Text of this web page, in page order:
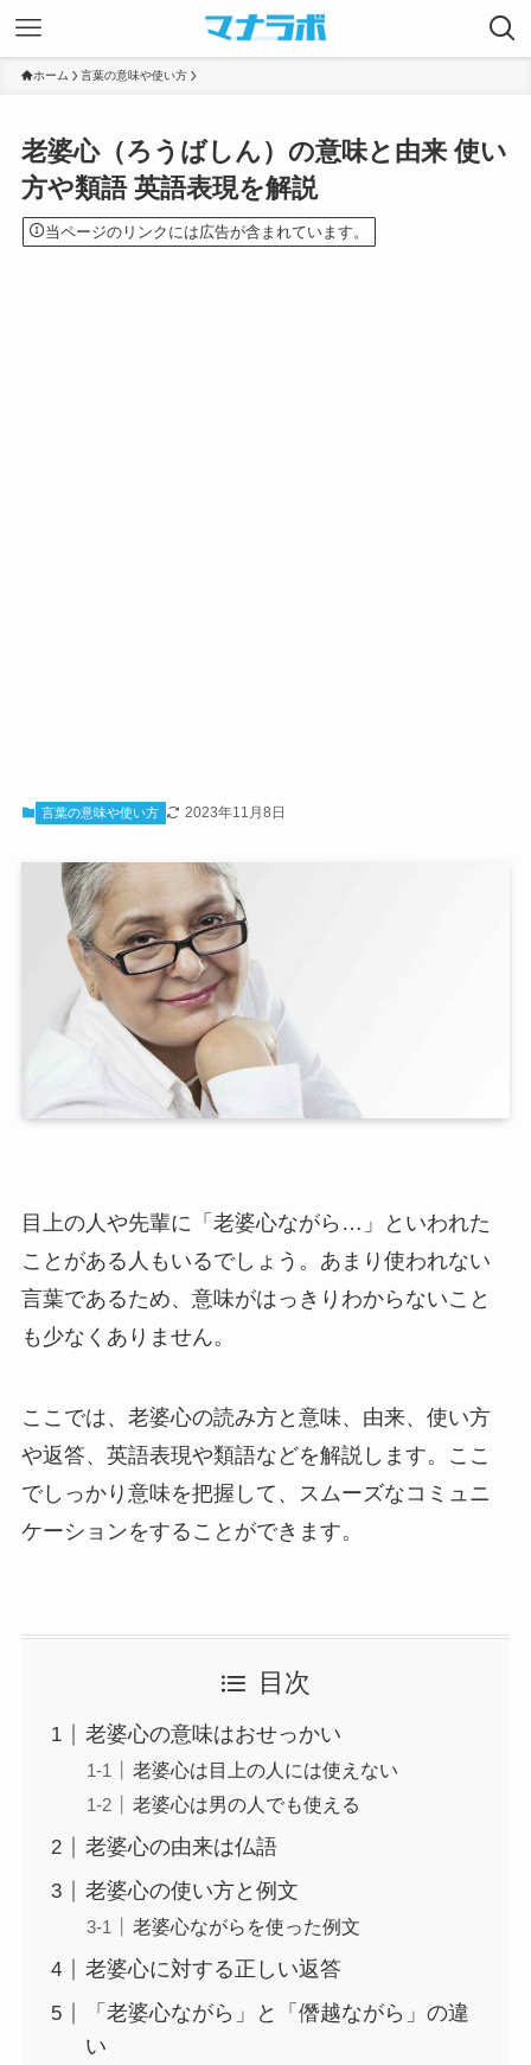
ホーム 言葉の意味や使い方
老婆心（ろうばしん）の意味と由来 使い
方や類語 英語表現を解説
当ページのリンクには広告が含まれています。
言葉の意味や使い方 2023年11月8日
目上の人や先輩に「老婆心ながら…」といわれた
ことがある人もいるでしょう。あまり使われない
言葉であるため、意味がはっきりわからないこと
も少なくありません。
ここでは、老婆心の読み方と意味、由来、使い方
や返答、英語表現や類語などを解説します。ここ
でしっかり意味を把握して、スムーズなコミュニ
ケーションをすることができます。
目次
老婆心の意味はおせっかい
老婆心は目上の人には使えない
老婆心は男の人でも使える
老婆心の由来は仏語
老婆心の使い方と例文
老婆心ながらを使った例文
老婆心に対する正しい返答
「老婆心ながら」と「僭越ながら」の違
い